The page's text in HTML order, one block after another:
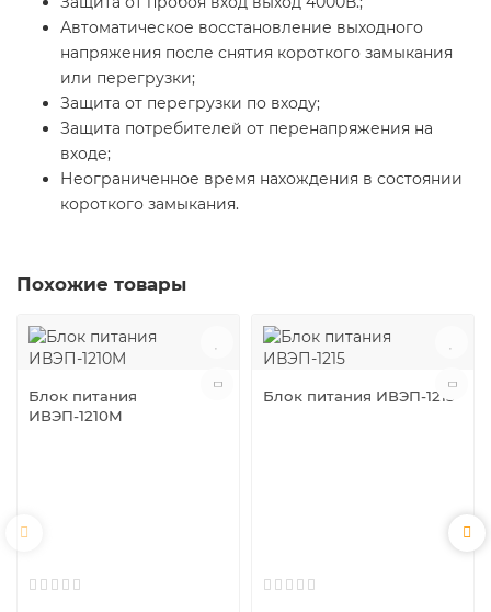
Автоматическое восстановление выходного
напряжения после снятия короткого замыкания
или перегрузки;
Защита от перегрузки по входу;
Защита потребителей от перенапряжения на
входе;
Неограниченное время нахождения в состоянии
короткого замыкания.
Похожие товары
Блок питания
ИВЭП-1210M
Блок питания ИВЭП-1215